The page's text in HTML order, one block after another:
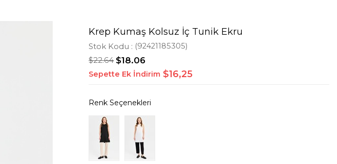
Krep Kumaş Kolsuz İç Tunik Ekru
Stok Kodu (92421185305)
$22.64 $18.06
Sepette Ek İndirim $16,25